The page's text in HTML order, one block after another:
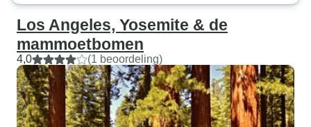
Los Angeles, Yosemite & de
mammoetbomen
4,0 (1 beoordeling)